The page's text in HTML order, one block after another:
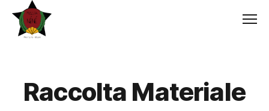
Raccolta Materiale